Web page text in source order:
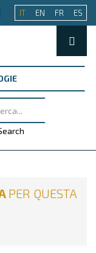
IT EN FR ES
PER QUESTA